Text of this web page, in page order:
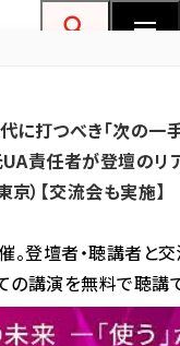
フォーラム
打つべき「次の一手
UA責任者が登壇のリ
）【交流会も実施】
。登壇者・聴講者と
の講演を無料で聴講